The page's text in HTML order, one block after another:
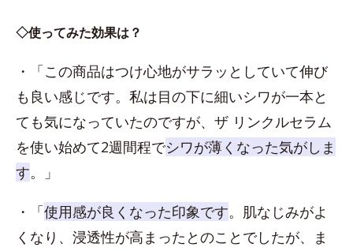
◇使ってみた効果は？
・「この商品はつけ心地がサラッとしていて伸び
も良い感じです。私は目の下に細いシワが一本と
ても気になっていたのですが、ザ リンクルセラム
を使い始めて2週間程でシワが薄くなった気がしま
す。」
・「使用感が良くなった印象です。肌なじみがよ
くなり、浸透性が高まったとのことでしたが、ま